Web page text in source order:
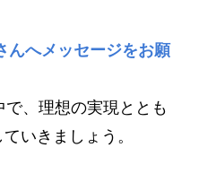
んへメッセージをお願
、理想の実現ととも
いきましょう。